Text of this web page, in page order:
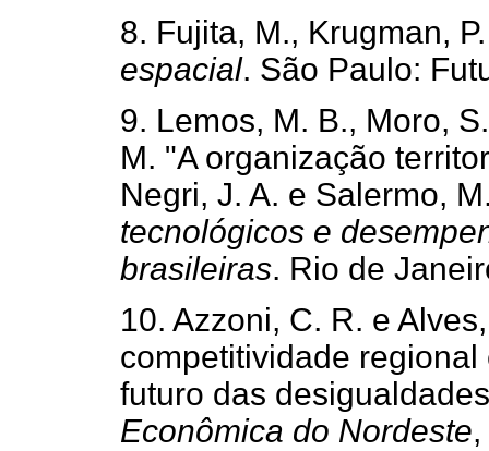
8. Fujita, M., Krugman,
espacial. São Paulo:
9. Lemos, M. B., Moro,
M. "A organização
Negri, J. A. e Salermo,
tecnológicos e
brasileiras. Rio de
10. Azzoni, C. R. e
competitividade
futuro das
Econômica do Nordeste